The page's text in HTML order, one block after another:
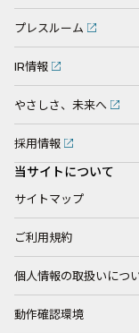
プレスルーム
IR情報
やさしさ、未来へ
採用情報
当サイトについて
サイトマップ
ご利用規約
個人情報の取扱いにつ
動作確認環境